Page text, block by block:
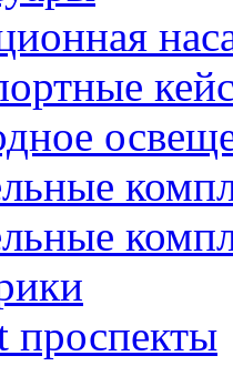
проспекты